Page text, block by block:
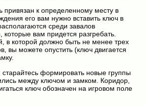
привязан к определенному месту в
его вам нужно вставить ключ в
среди завалов
вам придется разгребать.
в которой должно быть не менее трех
вы можете опустить (ключ двигается
старайтесь формировать новые группы
между ключом и замком. Коридор,
ключ обозначен на игровом поле